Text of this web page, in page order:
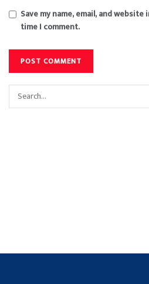
Save my name, email, and
time I comment.